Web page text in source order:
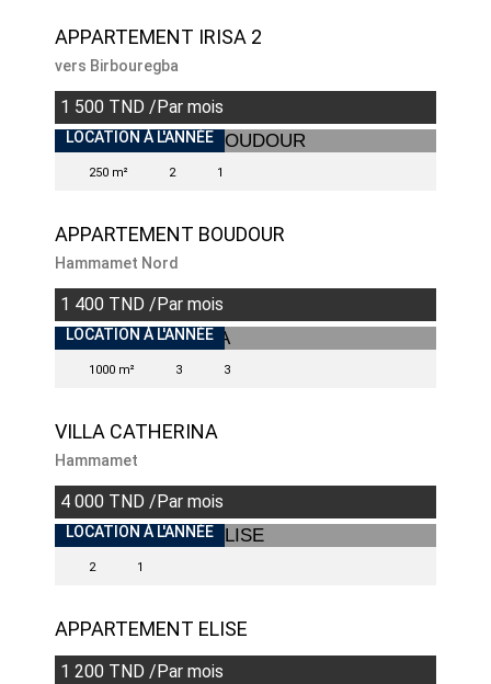
APPARTEMENT IRISA 2
vers Birbouregba
1 500 TND /Par mois
INDISPONIBLE
LOCATION À L'ANNÉE
250 m² 2 1
APPARTEMENT BOUDOUR
Hammamet Nord
1 400 TND /Par mois
INDISPONIBLE
LOCATION À L'ANNÉE
1000 m² 3 3
VILLA CATHERINA
Hammamet
4 000 TND /Par mois
INDISPONIBLE
LOCATION À L'ANNÉE
2 1
APPARTEMENT ELISE
1 200 TND /Par mois